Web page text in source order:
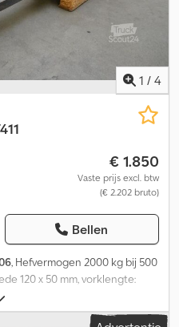
Uq Nwjx Aflof
1 / 4
€ 1.850
Vaste prijs excl. btw
(€ 2.202 bruto)
Bellen
, Hefvermogen 2000 kg bij 500
120 x 50 mm, vorklengte:
nieuwe complete sledeset
mm. Passend voor